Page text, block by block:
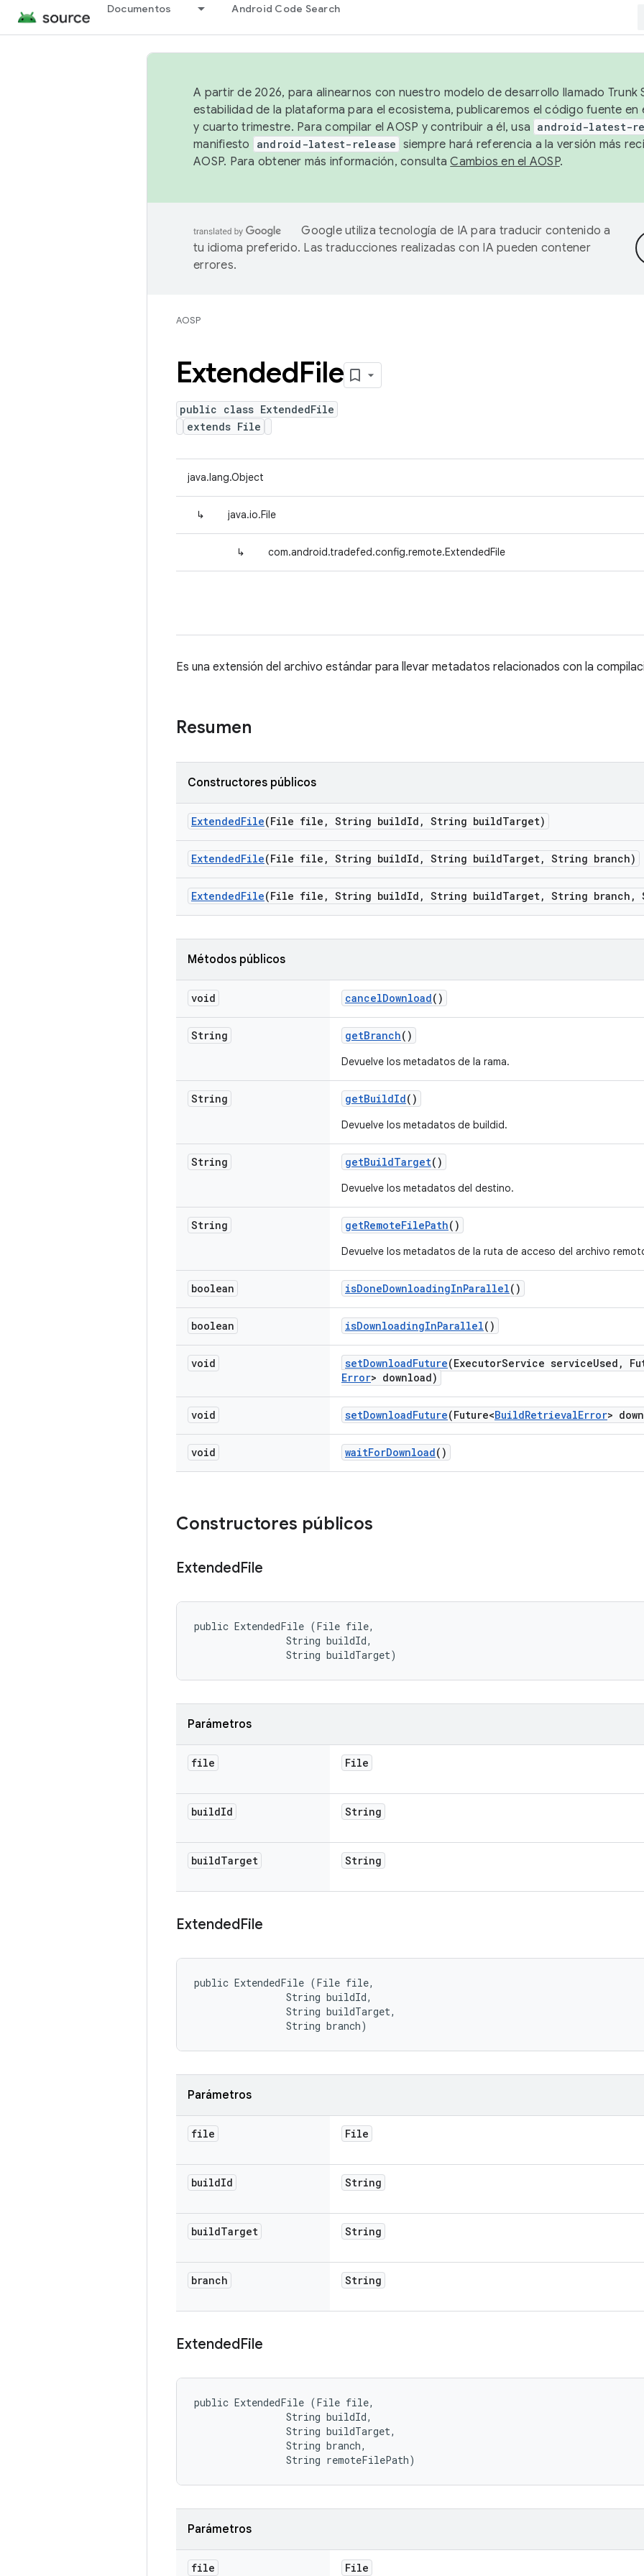
Documentos Android Code Search
A partir de 2026, para alinearnos con nuestro modelo de desarrollo llamado Trunk
estabilidad de la plataforma para el ecosistema, publicaremos el código fuente en
y cuarto trimestre. Para compilar el AOSP y contribuir a él, usa android-latest-
manifiesto android-latest-release siempre hará referencia a la versión más
AOSP. Para obtener más información, consultaCambios en el AOSP.
Google utiliza tecnología de IA para traducir contenido a
tu idioma preferido. Las traducciones realizadas con IA pueden contener
errores.
AOSP
ExtendedFile
public class ExtendedFile
extends File
java.lang.Object
↳ java.io.File
↳ com.android.tradefed.config.remote.ExtendedFile
Es una extensión del archivo estándar para llevar metadatos relacionados con la
Resumen
Constructores públicos
ExtendedFile(File file , String buildId , String buildTarget)
ExtendedFile(File file , String buildId , String buildTarget, String branch)
ExtendedFile(File file , String buildId , String buildTarget, String branch ,
Métodos públicos
void cancelDownload()
String getBranch()
Devuelve los metadatos de la rama.
String getBuildId()
Devuelve los metadatos de buildid.
String getBuildTarget()
Devuelve los metadatos del destino.
String getRemoteFilePath()
Devuelve los metadatos de la ruta de acceso del archivo
boolean isDoneDownloadingInParallel()
boolean isDownloadingInParallel()
void setDownloadFuture(ExecutorService serviceUsed ,
Error> download)
void setDownloadFuture(Future<BuildRetrievalError>
void waitForDownload()
Constructores públicos
ExtendedFile
public ExtendedFile (File file,
                String buildId,
                String buildTarget)
Parámetros
file File
buildId String
buildTarget String
ExtendedFile
public ExtendedFile (File file,
                String buildId,
                String buildTarget,
                String branch)
Parámetros
file File
buildId String
buildTarget String
branch String
ExtendedFile
public ExtendedFile (File file,
                String buildId,
                String buildTarget,
                String branch,
                String remoteFilePath)
Parámetros
file File